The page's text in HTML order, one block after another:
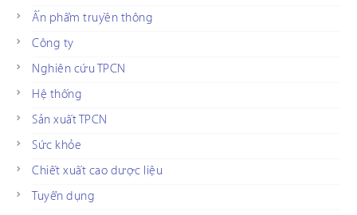
Ấn phẩm truyền thông
Công ty
Nghiên cứu TPCN
Hệ thống
Sản xuất TPCN
Sức khỏe
Chiết xuất cao dược liệu
Tuyển dụng